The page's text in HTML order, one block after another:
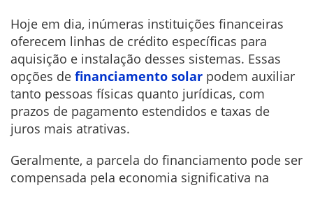
Hoje em dia, inúmeras instituições financeiras
oferecem linhas de crédito específicas para
aquisição e instalação desses sistemas. Essas
opções de financiamento solar podem auxiliar
tanto pessoas físicas quanto jurídicas, com
prazos de pagamento estendidos e taxas de
juros mais atrativas.
Geralmente, a parcela do financiamento pode ser
compensada pela economia significativa na